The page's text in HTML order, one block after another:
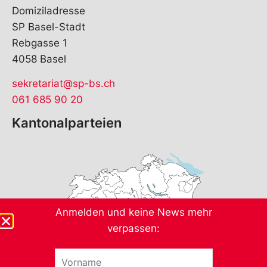
Domiziladresse
SP Basel-Stadt
Rebgasse 1
4058 Basel
sekretariat@sp-bs.ch
061 685 90 20
Kantonalparteien
Anmelden und keine News mehr
verpassen: